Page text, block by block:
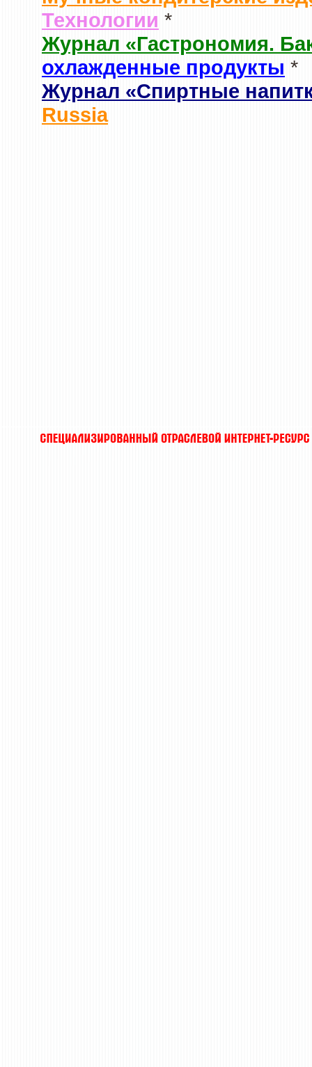
Технологии *
Журнал «Гастрономия.
охлажденные продукты *
Журнал «Спиртные
Russia